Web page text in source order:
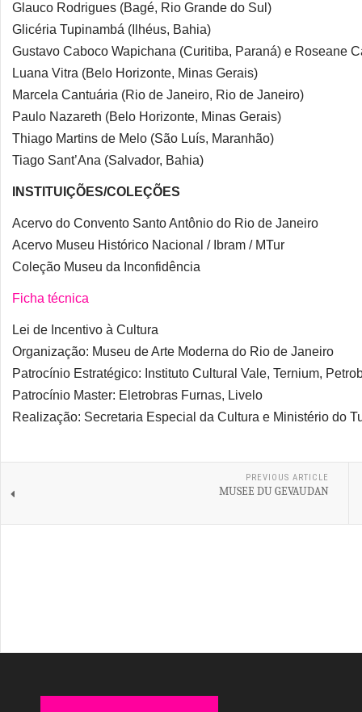
Glauco Rodrigues (Bagé, Rio Grande do Sul)
Glicéria Tupinambá (Ilhéus, Bahia)
Gustavo Caboco Wapichana (Curitiba, Paraná) e Roseane
Luana Vitra (Belo Horizonte, Minas Gerais)
Marcela Cantuária (Rio de Janeiro, Rio de Janeiro)
Paulo Nazareth (Belo Horizonte, Minas Gerais)
Thiago Martins de Melo (São Luís, Maranhão)
Tiago Sant’Ana (Salvador, Bahia)
INSTITUIÇÕES/COLEÇÕES
Acervo do Convento Santo Antônio do Rio de Janeiro
Acervo Museu Histórico Nacional / Ibram / MTur
Coleção Museu da Inconfidência
Ficha técnica
Lei de Incentivo à Cultura
Organização: Museu de Arte Moderna do Rio de Janeiro
Patrocínio Estratégico: Instituto Cultural Vale, Ternium,
Patrocínio Master: Eletrobras Furnas, Livelo
Realização: Secretaria Especial da Cultura e Ministério do
PREVIOUS ARTICLE
MUSEE DU GEVAUDAN